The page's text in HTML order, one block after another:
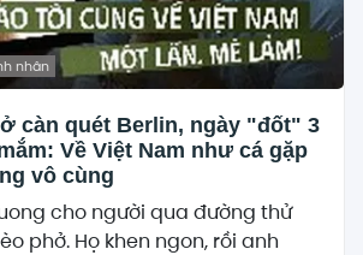
nhân
càn quét Berlin, ngày "đốt" 3
Về Việt Nam như cá gặp
vô cùng
cho người qua đường thử
phở. Họ khen ngon, rồi anh